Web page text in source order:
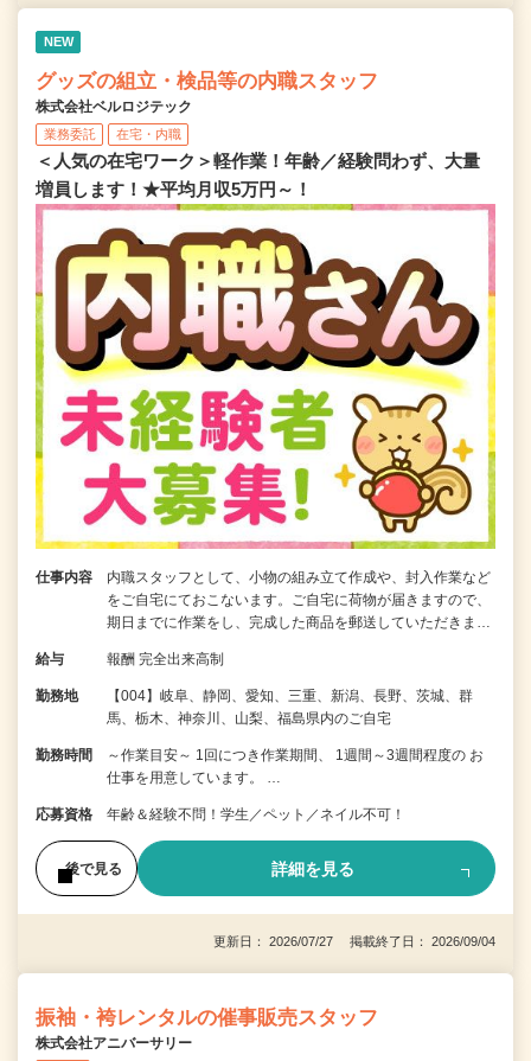
NEW
グッズの組立・検品等の内職スタッフ
株式会社ベルロジテック
業務委託 在宅・内職
＜人気の在宅ワーク＞軽作業！年齢／経験問わず、大量
増員します！★平均月収5万円～！
仕事内容
内職スタッフとして、小物の組み立て作成や、封入作業など
をご自宅にておこないます。ご自宅に荷物が届きますので、
期日までに作業をし、完成した商品を郵送していただきま…
給与 報酬 完全出来高制
勤務地
【004】岐阜、静岡、愛知、三重、新潟、長野、茨城、群
馬、栃木、神奈川、山梨、福島県内のご自宅
勤務時間
～作業目安～ 1回につき作業期間、 1週間～3週間程度の お
仕事を用意しています。 …
応募資格 年齢＆経験不問！学生／ペット／ネイル不可！
後で見る 詳細を見る
更新日： 2026/07/27 掲載終了日： 2026/09/04
振袖・袴レンタルの催事販売スタッフ
株式会社アニバーサリー